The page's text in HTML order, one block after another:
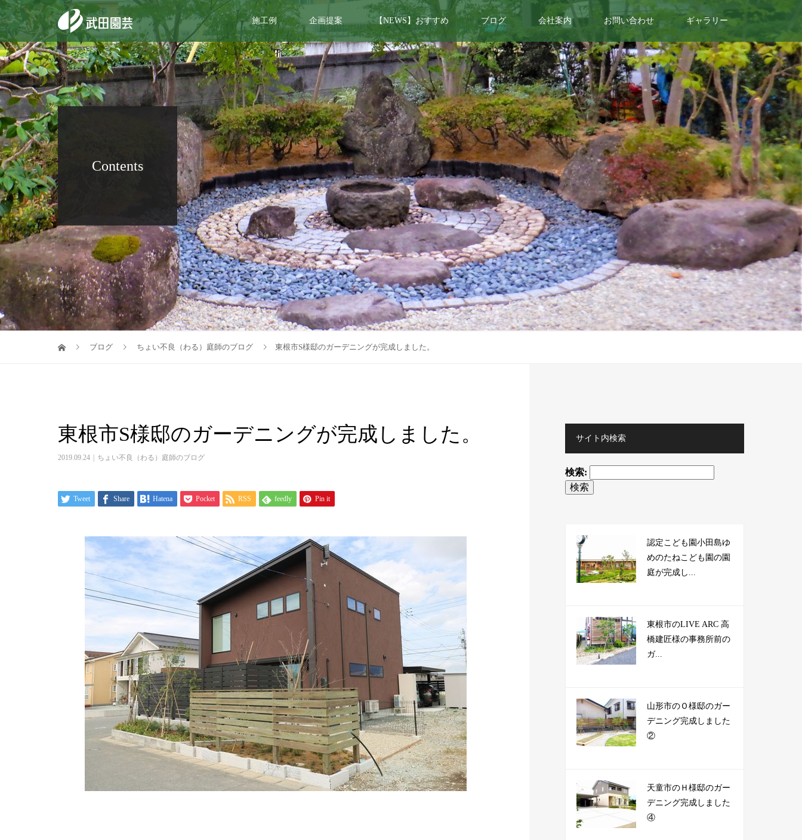
施工例 企画提案 【NEWS】おすすめ ブログ 会社案内 お問い合わせ ギャラリー
Contents
ブログ ちょい不良（わる）庭師のブログ 東根市S様邸のガーデニングが完成しました。
東根市S様邸のガーデニングが完成しました。
2019.09.24 ちょい不良（わる）庭師のブログ
Tweet Share Hatena Pocket RSS feedly Pin it
サイト内検索
検索:
認定こども園小田島ゆ
めのたねこども園の園
庭が完成し...
東根市のLIVE ARC 高
橋建匠様の事務所前の
ガ...
山形市のＯ様邸のガー
デニング完成しました
②
天童市のＨ様邸のガー
デニング完成しました
④